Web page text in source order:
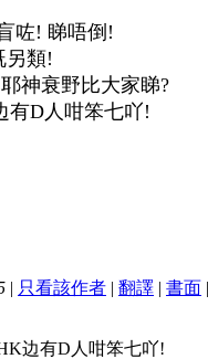
咗! 睇唔倒!
另類!
神衰野比大家睇?
有D人咁笨七吖!
| 只看該作者 | 翻譯 | 書面
边有D人咁笨七吖!